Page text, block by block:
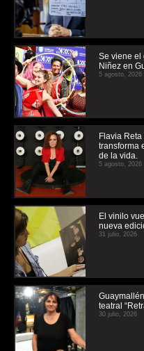
Se viene el
Niñez en
5 agosto, 2026
Flavia
transforma
de la vida.
5 agosto, 2026
El vinilo
nueva
31 julio, 2026
teatral
30 julio, 2026